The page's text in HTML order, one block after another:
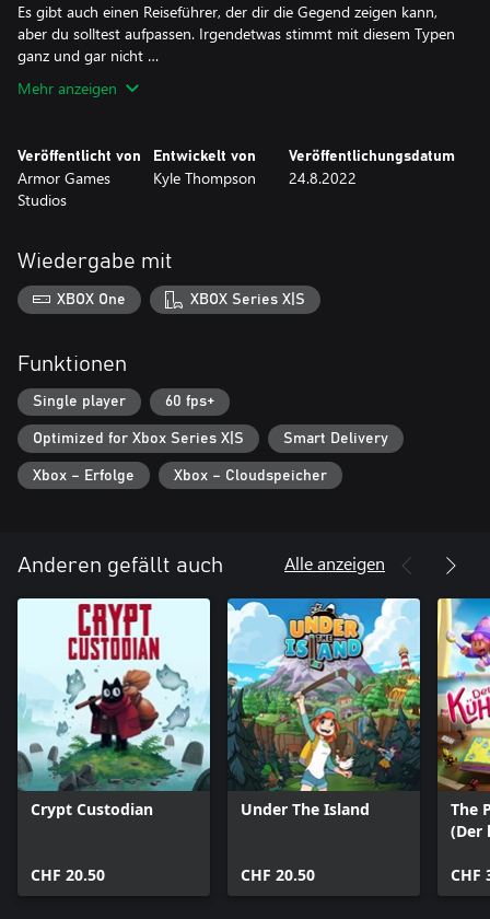
Es gibt auch einen Reiseführer, der dir die Gegend zeigen kann,
aber du solltest aufpassen. Irgendetwas stimmt mit diesem Typen
ganz und gar nicht …
Mehr anzeigen
Veröffentlicht von
Armor Games
Studios
Entwickelt von
Kyle Thompson
Veröffentlichungsdatum
24.8.2022
Wiedergabe mit
XBOX One XBOX Series X|S
Funktionen
Single player 60 fps+
Optimized for Xbox Series X|S Smart Delivery
Xbox – Erfolge Xbox – Cloudspeicher
Anderen gefällt auch Alle anzeigen
Crypt Custodian
CHF 20.50
Under The Island
CHF 20.50
The
(Der
CHF